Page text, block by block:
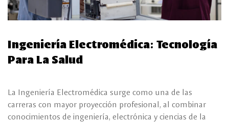
Ingeniería Electromédica: Tecnología
Para La Salud
La Ingeniería Electromédica surge como una de las
carreras con mayor proyección profesional, al combinar
conocimientos de ingeniería, electrónica y ciencias de la